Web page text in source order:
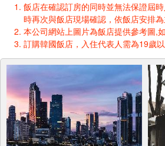
飯店在確認訂房的同時並無法保證屆
時再次與飯店現場確認，依飯店安排為
本公司網站上圖片為飯店提供參考圖,
訂購韓國飯店，入住代表人需為19歲以